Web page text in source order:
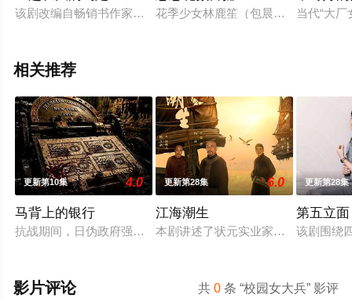
该剧改编自畅销书作家文吉儿的小说《春风习习人间谣》，《
花季少女林鹿笙（包晨希 饰）意外
当代“大
相关推荐
更新第10集 4.0
马背上的银行
抗战期间，日伪政府强行推广、使用由“中国准备银行”发行的
更新第28集 6.0
江海潮生
本剧讲述了状元实业家张謇创办大生
更新第28集
第五立面
该剧围绕
共0 条 “校园女大兵” 影评
影片评论